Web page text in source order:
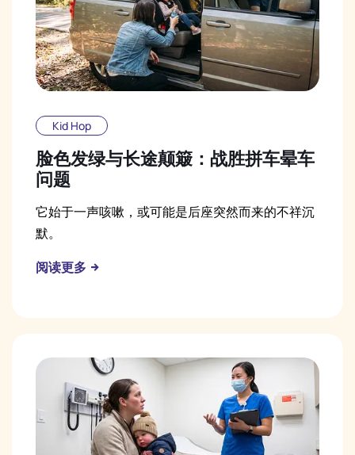
Kid Hop
脸色发绿与长途颠簸：战胜拼车晕车
问题
它始于一声咳嗽，或可能是后座突然而来的不祥沉
默。
阅读更多